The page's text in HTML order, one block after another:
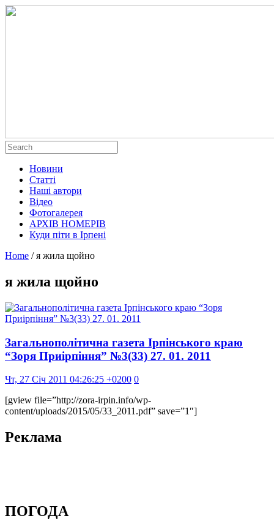
Новини
Статті
Наші автори
Відео
Фотогалерея
АРХІВ НОМЕРІВ
Куди піти в Ірпені
Home / я жила щойно
я жила щойно
Загальнополітична газета Ірпінського краю
“Зоря Приірпіння” №3(33) 27. 01. 2011
Чт, 27 Січ 2011 04:26:25 +0200 0
[gview file=”http://zora-irpin.info/wp-
content/uploads/2015/05/33_2011.pdf” save=”1″]
Реклама
ПОГОДА